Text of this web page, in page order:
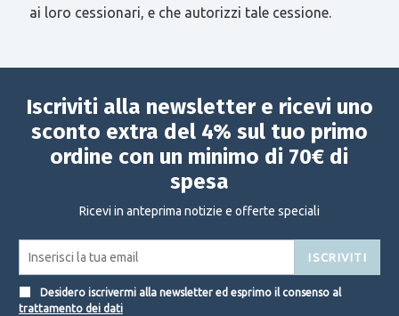
ai loro cessionari, e che autorizzi tale cessione.
Iscriviti alla newsletter e ricevi uno
sconto extra del 4% sul tuo primo
ordine con un minimo di 70€ di
spesa
Ricevi in anteprima notizie e offerte speciali
ISCRIVITI
Desidero iscrivermi alla newsletter ed esprimo il consenso al
trattamento dei dati